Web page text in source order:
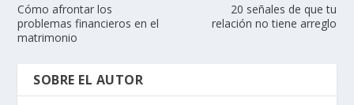
Cómo afrontar los
problemas financieros en el
matrimonio
20 señales de que tu
relación no tiene arreglo
SOBRE EL AUTOR